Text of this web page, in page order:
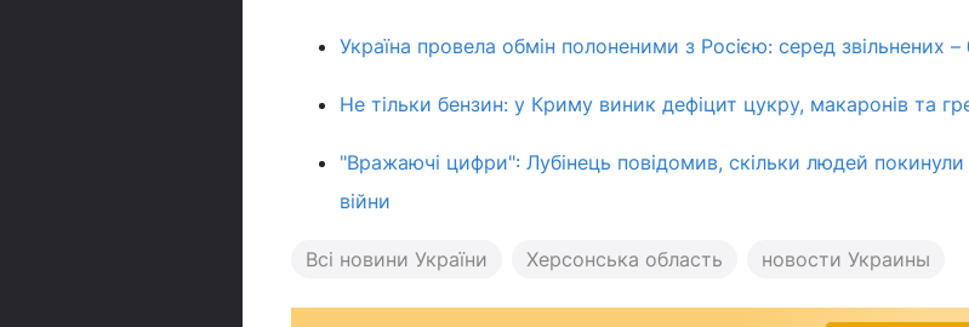
Україна провела обмін полоненими з Росією: серед звільнених –
Не тільки бензин: у Криму виник дефіцит цукру, макаронів та
"Вражаючі цифри": Лубінець повідомив, скільки людей покинули
війни
Всі новини України Херсонська область новости Украины